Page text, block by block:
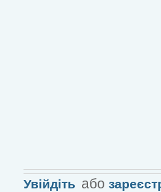
Увійдіть або